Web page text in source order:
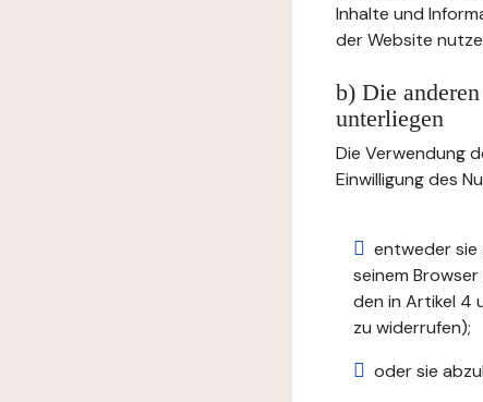
Inhalte und
der Website
b) Die
unterliegen
Die Verwendung
Einwilligung des
entweder sie
seinem
den in Artikel 4
zu widerrufen);
oder sie